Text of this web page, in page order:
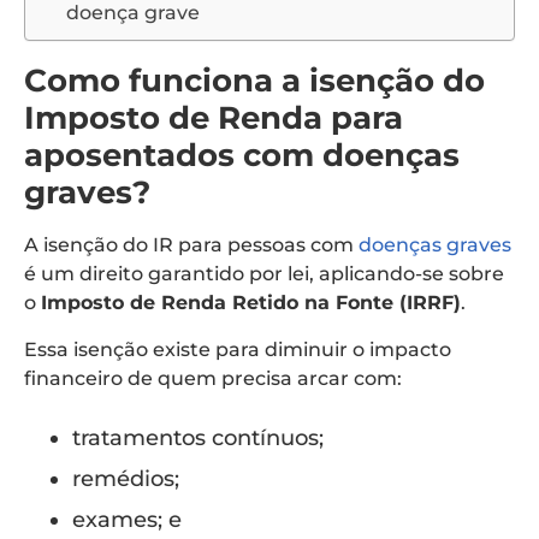
doença grave
Como funciona a isenção do
Imposto de Renda para
aposentados com doenças
graves?
A isenção do IR para pessoas com doenças graves
é um direito garantido por lei, aplicando-se sobre
o Imposto de Renda Retido na Fonte (IRRF).
Essa isenção existe para diminuir o impacto
financeiro de quem precisa arcar com:
tratamentos contínuos;
remédios;
exames; e